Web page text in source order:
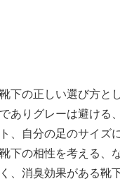
下の正しい選び方と
ありグレーは避ける
、自分の足のサイズ
下の相性を考える、
、消臭効果がある靴